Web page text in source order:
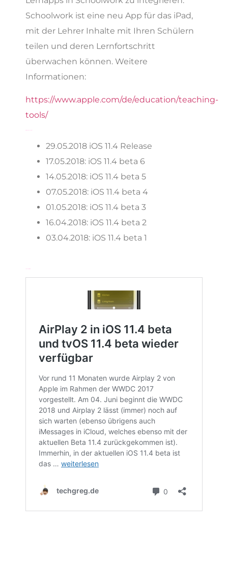
Schoolwork ist eine neu App für das iPad,
mit der Lehrer Inhalte mit Ihren Schülern
teilen und deren Lernfortschritt
überwachen können. Weitere
Informationen:
https://www.apple.com/de/education/teaching-
tools/
29.05.2018 iOS 11.4 Release
17.05.2018: iOS 11.4 beta 6
14.05.2018: iOS 11.4 beta 5
07.05.2018: iOS 11.4 beta 4
01.05.2018: iOS 11.4 beta 3
16.04.2018: iOS 11.4 beta 2
03.04.2018: iOS 11.4 beta 1